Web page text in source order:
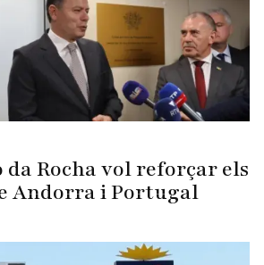
Rocha vol reforçar els
Andorra i Portugal